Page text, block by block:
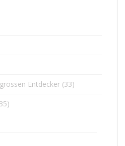
Entdecker (33)